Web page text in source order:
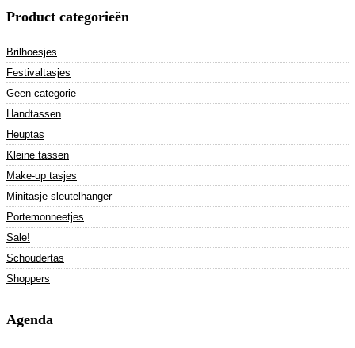
Product categorieën
Brilhoesjes
Festivaltasjes
Geen categorie
Handtassen
Heuptas
Kleine tassen
Make-up tasjes
Minitasje sleutelhanger
Portemonneetjes
Sale!
Schoudertas
Shoppers
Agenda